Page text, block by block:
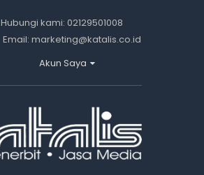
Hubungi kami: 02129501008
Email: marketing@katalis.co.id
Akun Saya
Daftar